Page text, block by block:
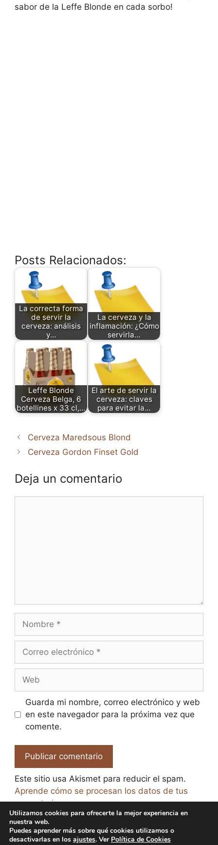
sabor de la Leffe Blonde en cada sorbo!
Posts Relacionados:
La correcta forma
de servir la
cerveza: análisis
y…
La cerveza y la
inflamación: ¿Cómo
servirla…
Leffe Blonde
Cerveza Belga, 6
botellines x 33 cl,…
El arte de servir la
cerveza: claves
para evitar la…
Cerveza Maredsous Blond
Cerveza Gordon Finset Gold
Deja un comentario
electrónico
Guarda mi nombre, correo electrónico y web
en este navegador para la próxima vez que
comente.
Este sitio usa Akismet para reducir el spam.
Aprende cómo se procesan los datos de tus
comentarios.
Utilizamos cookies para ofrecerte la mejor experiencia en
nuestra web.
Puedes aprender más sobre qué cookies utilizamos o
desactivarlas en los ajustes. Ver Política de Cookies